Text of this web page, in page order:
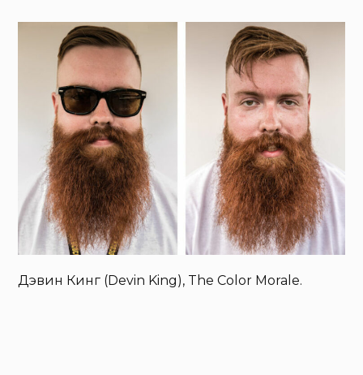
Дэвин Кинг (Devin King), The Color Morale.